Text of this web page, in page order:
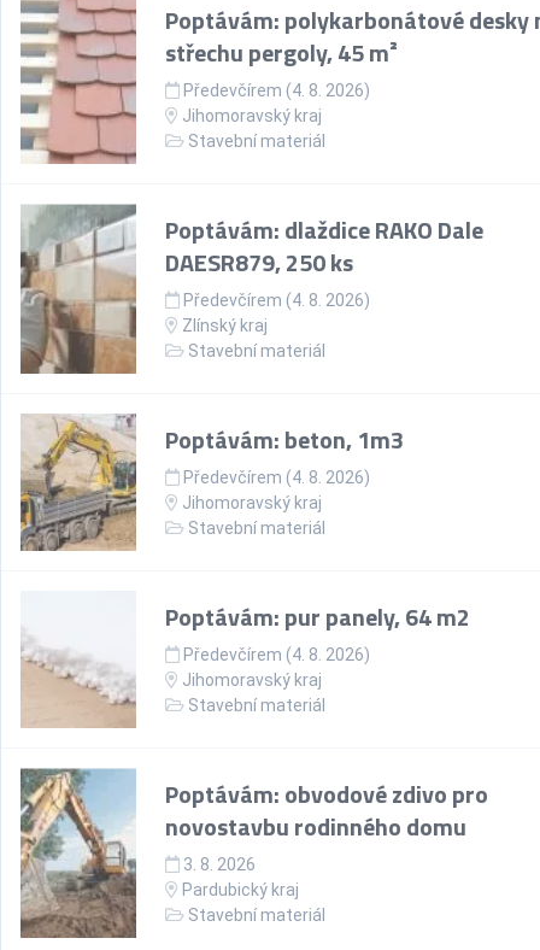
Poptávám: polykarbonátové desky
střechu pergoly, 45 m²
Předevčírem (4. 8. 2026)
Jihomoravský kraj
Stavební materiál
Poptávám: dlaždice RAKO Dale
DAESR879, 250 ks
Předevčírem (4. 8. 2026)
Zlínský kraj
Stavební materiál
Poptávám: beton, 1m3
Předevčírem (4. 8. 2026)
Jihomoravský kraj
Stavební materiál
Poptávám: pur panely, 64 m2
Předevčírem (4. 8. 2026)
Jihomoravský kraj
Stavební materiál
Poptávám: obvodové zdivo pro
novostavbu rodinného domu
3. 8. 2026
Pardubický kraj
Stavební materiál